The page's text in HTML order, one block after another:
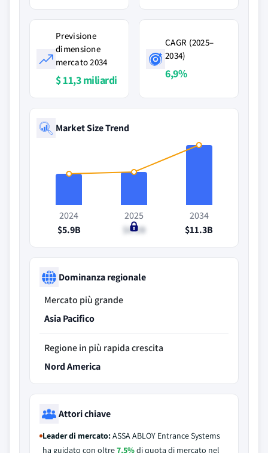
Previsione
dimensione
mercato 2034
$ 11,3 miliardi
CAGR (2025–
2034)
6,9%
Market Size Trend
2024
$5.9B
2025
$6.2B
2034
$11.3B
Dominanza regionale
Mercato più grande
Asia Pacifico
Regione in più rapida crescita
Nord America
Attori chiave
Leader di mercato:ASSA ABLOY Entrance Systems
ha guidato con oltre7,5%di quota di mercato nel